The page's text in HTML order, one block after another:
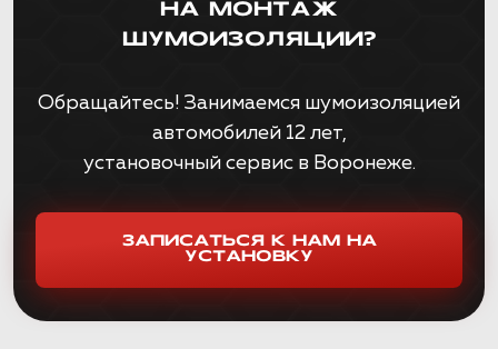
НА МОНТАЖ
ШУМОИЗОЛЯЦИИ?
Обращайтесь! Занимаемся шумоизоляцией
автомобилей 12 лет,
установочный сервис в Воронеже.
ЗАПИСАТЬСЯ К НАМ НА
УСТАНОВКУ